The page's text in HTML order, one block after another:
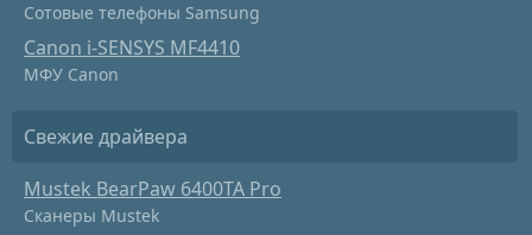
Сотовые телефоны Samsung
Canon i-SENSYS MF4410
МФУ Canon
Свежие драйвера
Mustek BearPaw 6400TA Pro
Сканеры Mustek